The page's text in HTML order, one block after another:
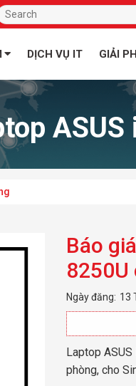
DỊCH VỤ IT GIẢI
Báo
8250U
Ngày đăng: 13
Laptop
phòng, cho